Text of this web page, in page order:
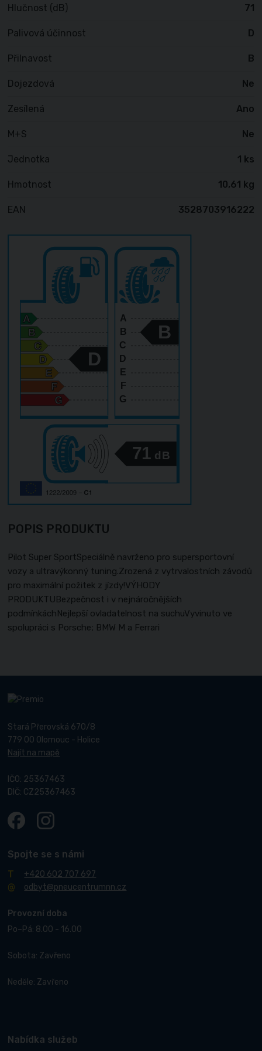
Hlučnost (dB) 71
Palivová účinnost D
Přilnavost B
Dojezdová Ne
Zesílená Ano
M+S Ne
Jednotka 1 ks
Hmotnost 10,61 kg
EAN 3528703916222
A
B
C
D
E
F
G
71 dB
D
B
POPIS PRODUKTU
Pilot Super SportSpeciálně navrženo pro supersportovní
vozy a ultravýkonný tuning.Zrozená z vytrvalostních závodů
pro maximální požitek z jízdy!VÝHODY
PRODUKTUBezpečnost i v nejnáročnějších
podmínkáchNejlepší ovladatelnost na suchuVyvinuto ve
spolupráci s Porsche; BMW M a Ferrari
Stará Přerovská 670/8
779 00 Olomouc - Holice
Najít na mapě
IČO: 25367463
DIČ: CZ25367463
Spojte se s námi
+420 602 707 697
odbyt@pneucentrumnn.cz
Provozní doba
Po–Pá: 8.00 - 16.00
Sobota: Zavřeno
Neděle: Zavřeno
Nabídka služeb